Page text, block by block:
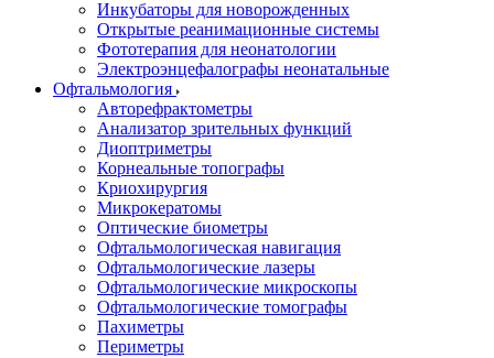
Инкубаторы для новорожденных
Открытые реанимационные системы
Фототерапия для неонатологии
Электроэнцефалографы неонатальные
Офтальмология
Авторефрактометры
Анализатор зрительных функций
Диоптриметры
Корнеальные топографы
Криохирургия
Микрокератомы
Оптические биометры
Офтальмологическая навигация
Офтальмологические лазеры
Офтальмологические микроскопы
Офтальмологические томографы
Пахиметры
Периметры